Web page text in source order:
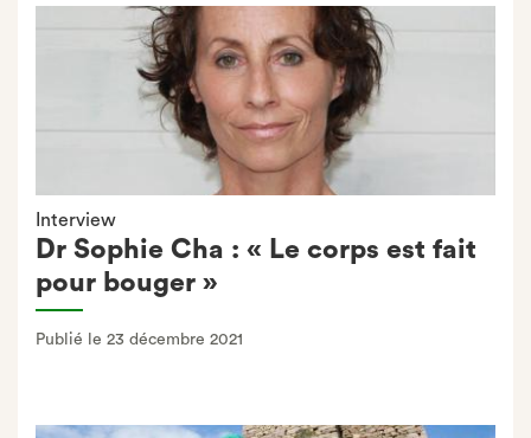
Interview
Dr Sophie Cha : « Le corps est fait
pour bouger »
Publié le 23 décembre 2021